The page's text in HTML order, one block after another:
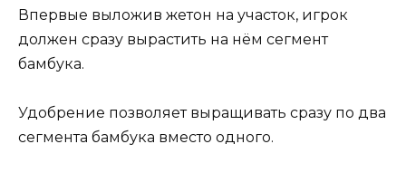
Впервые выложив жетон на участок, игрок
должен сразу вырастить на нём сегмент
бамбука.
Удобрение позволяет выращивать сразу по два
сегмента бамбука вместо одного.